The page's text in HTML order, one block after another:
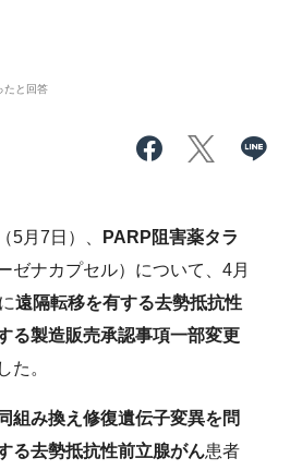
たと回答
月7日）、
PARP阻害薬タラ
ゼナカプセル）について、4月
遠隔転移を有する去勢抵抗性
る製造販売承認事項一部変更
た。
組み換え修復遺伝子変異を問
る去勢抵抗性前立腺がん患者